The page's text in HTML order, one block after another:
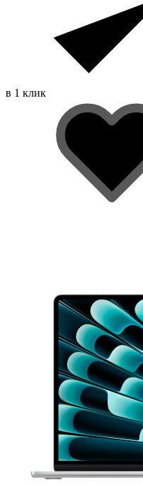
в 1 клик